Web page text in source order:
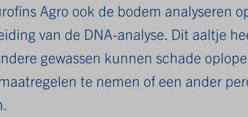
Agro ook de bodem analyseren
van de DNA-analyse. Dit aaltje
gewassen kunnen schade
te nemen of een ander